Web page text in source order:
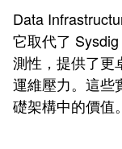
Data
它取代了
測性，提供了更
運維壓力。這些
礎架構中的價值。